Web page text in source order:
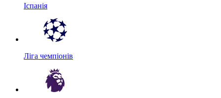
Іспанія
Ліга чемпіонів